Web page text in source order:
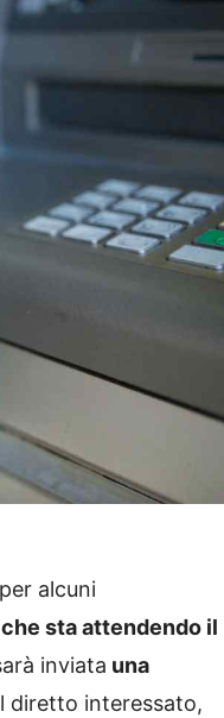
alcuni
sta attendendo il
inviata una
diretto interessato,